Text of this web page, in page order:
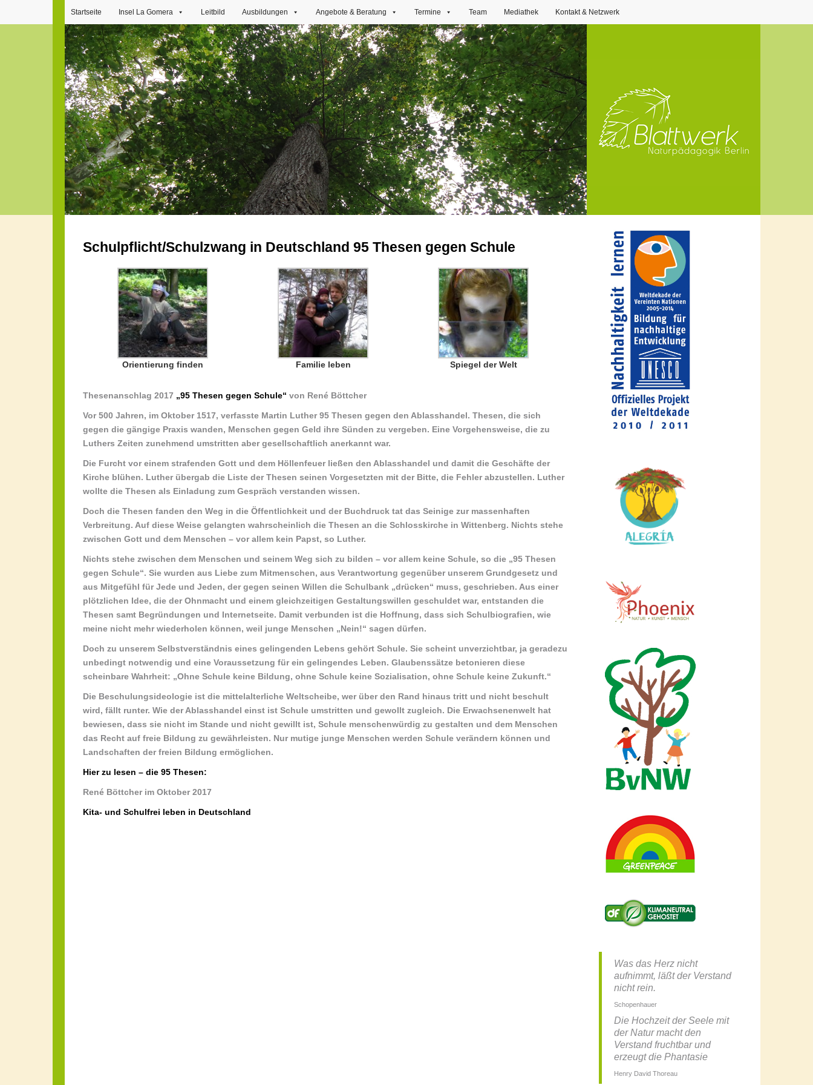
Startseite Insel La Gomera Leitbild Ausbildungen Angebote & Beratung Termine Team Mediathek Kontakt & Netzwerk
Schulpflicht/Schulzwang in Deutschland 95 Thesen gegen Schule
Orientierung finden Familie leben Spiegel der Welt
Thesenanschlag 2017 „95 Thesen gegen Schule“ von René Böttcher
Vor 500 Jahren, im Oktober 1517, verfasste Martin Luther 95 Thesen gegen den Ablasshandel. Thesen, die sich
gegen die gängige Praxis wanden, Menschen gegen Geld ihre Sünden zu vergeben. Eine Vorgehensweise, die zu
Luthers Zeiten zunehmend umstritten aber gesellschaftlich anerkannt war.
Die Furcht vor einem strafenden Gott und dem Höllenfeuer ließen den Ablasshandel und damit die Geschäfte der
Kirche blühen. Luther übergab die Liste der Thesen seinen Vorgesetzten mit der Bitte, die Fehler abzustellen. Luther
wollte die Thesen als Einladung zum Gespräch verstanden wissen.
Doch die Thesen fanden den Weg in die Öffentlichkeit und der Buchdruck tat das Seinige zur massenhaften
Verbreitung. Auf diese Weise gelangten wahrscheinlich die Thesen an die Schlosskirche in Wittenberg. Nichts stehe
zwischen Gott und dem Menschen – vor allem kein Papst, so Luther.
Nichts stehe zwischen dem Menschen und seinem Weg sich zu bilden – vor allem keine Schule, so die „95 Thesen
gegen Schule“. Sie wurden aus Liebe zum Mitmenschen, aus Verantwortung gegenüber unserem Grundgesetz und
aus Mitgefühl für Jede und Jeden, der gegen seinen Willen die Schulbank „drücken“ muss, geschrieben. Aus einer
plötzlichen Idee, die der Ohnmacht und einem gleichzeitigen Gestaltungswillen geschuldet war, entstanden die
Thesen samt Begründungen und Internetseite. Damit verbunden ist die Hoffnung, dass sich Schulbiografien, wie
meine nicht mehr wiederholen können, weil junge Menschen „Nein!“ sagen dürfen.
Doch zu unserem Selbstverständnis eines gelingenden Lebens gehört Schule. Sie scheint unverzichtbar, ja geradezu
unbedingt notwendig und eine Voraussetzung für ein gelingendes Leben. Glaubenssätze betonieren diese
scheinbare Wahrheit: „Ohne Schule keine Bildung, ohne Schule keine Sozialisation, ohne Schule keine Zukunft.“
Die Beschulungsideologie ist die mittelalterliche Weltscheibe, wer über den Rand hinaus tritt und nicht beschult
wird, fällt runter. Wie der Ablasshandel einst ist Schule umstritten und gewollt zugleich. Die Erwachsenenwelt hat
bewiesen, dass sie nicht im Stande und nicht gewillt ist, Schule menschenwürdig zu gestalten und dem Menschen
das Recht auf freie Bildung zu gewährleisten. Nur mutige junge Menschen werden Schule verändern können und
Landschaften der freien Bildung ermöglichen.
Hier zu lesen – die 95 Thesen:
René Böttcher im Oktober 2017
Kita- und Schulfrei leben in Deutschland
Was das Herz nicht
aufnimmt, läßt der Verstand
nicht rein.
Schopenhauer
Die Hochzeit der Seele mit
der Natur macht den
Verstand fruchtbar und
erzeugt die Phantasie
Henry David Thoreau